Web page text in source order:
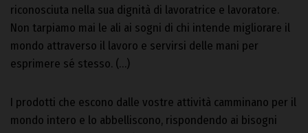
riconosciuta nella sua dignità di lavoratrice e lavoratore.
Non tarpiamo mai le ali ai sogni di chi intende migliorare il
mondo attraverso il lavoro e servirsi delle mani per
esprimere sé stesso. (…)
I prodotti che escono dalle vostre attività camminano per il
mondo intero e lo abbelliscono, rispondendo ai bisogni